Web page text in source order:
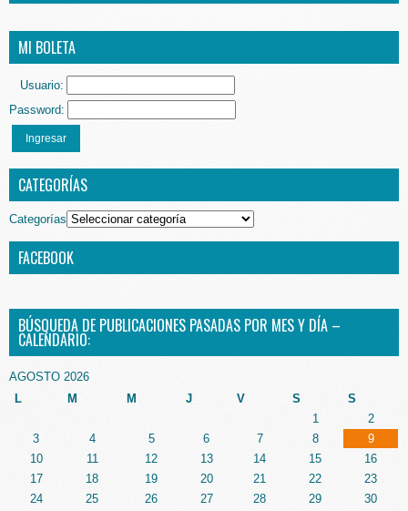
MI BOLETA
Usuario:
Password:
Ingresar
CATEGORÍAS
Categorías
FACEBOOK
BÚSQUEDA DE PUBLICACIONES PASADAS POR MES Y DÍA –
CALENDARIO:
AGOSTO 2026
L
M M J V S S
1
2
3
4 5 6 7 8
9
10
11 12 13 14 15
16
17
18 19 20 21 22
23
24
25 26 27 28 29
30